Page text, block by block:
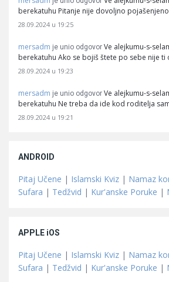
berekatuhu Pitanje nije dovoljno
28.09.2024 u 19:25
mersadm je unio odgovor Ve alejkumu-s-
berekatuhu Ako se bojiš štete po sebe nije ti
28.09.2024 u 19:23
mersadm je unio odgovor Ve alejkumu-s-
berekatuhu Ne treba da ide kod roditelja
28.09.2024 u 19:21
ANDROID
Pitaj Učene | Islamski Kviz | Namaz
Sufara | Tedžvid | Kur'anske Poruke |
APPLE iOS
Pitaj Učene | Islamski Kviz | Namaz
Sufara | Tedžvid | Kur'anske Poruke |